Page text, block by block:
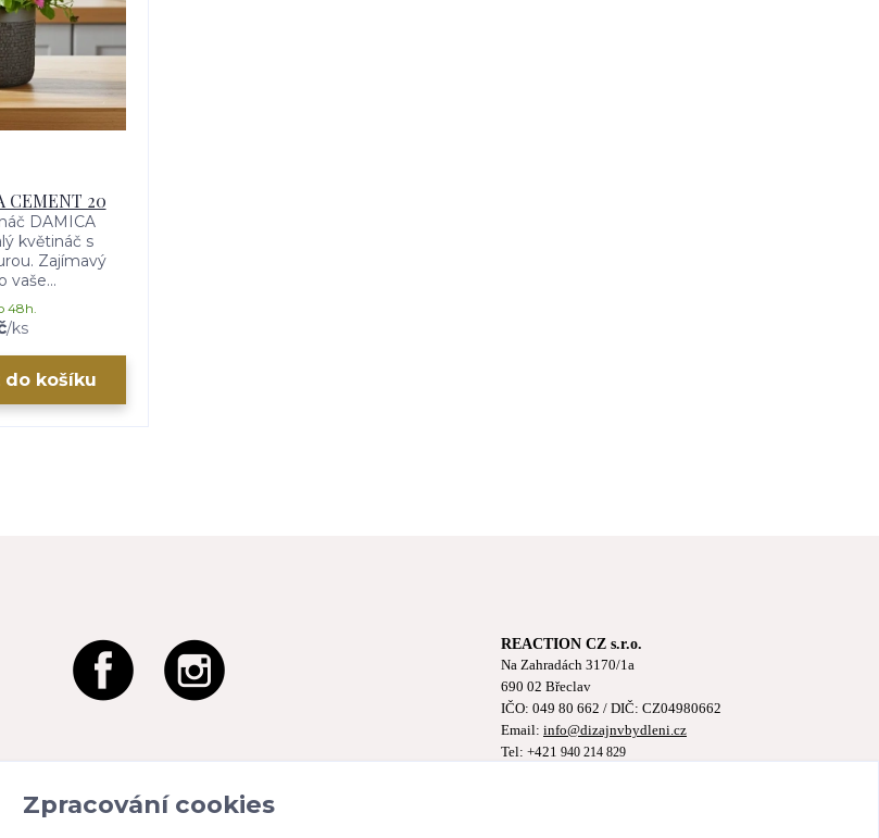
CEMENT 20
DAMICA
květináč s
Zajímavý
vaše...
/ks
48h.
do košíku
REACTION CZ s.r.o.
Na Zahradách 3170/1a
690 02 Břeclav
IČO: 049 80 662 / DIČ: CZ04980662
Email: info@dizajnvbydleni.cz
Tel: +421 940 214 829
Zpracování cookies